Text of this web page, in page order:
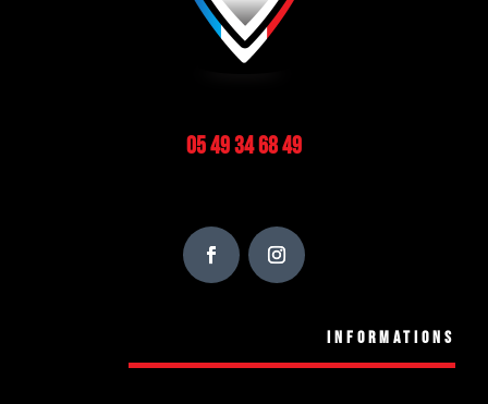
05 49 34 68 49
Informations